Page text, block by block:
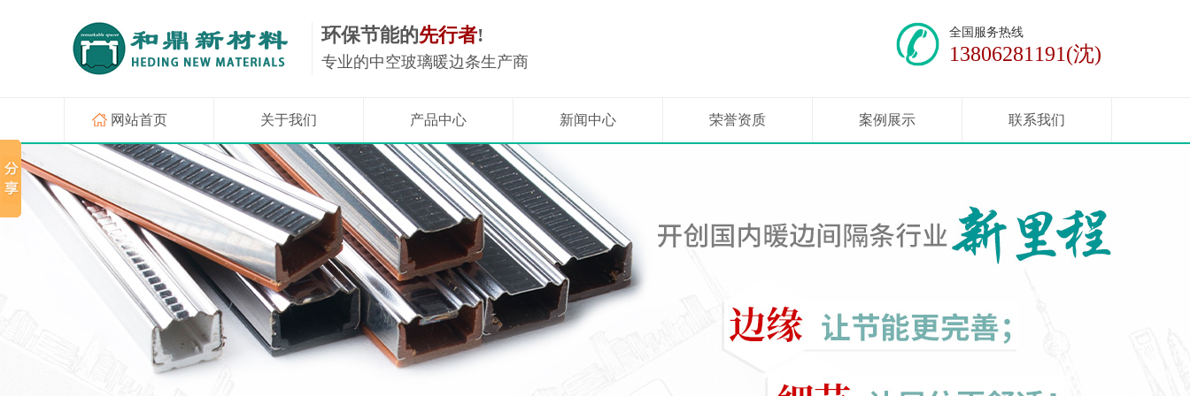
环保节能的先行者!
专业的中空玻璃暖边条生产商
全国服务热线
13806281191(沈)
网站首页 关于我们 产品中心 新闻中心 荣誉资质 案例展示 联系我们